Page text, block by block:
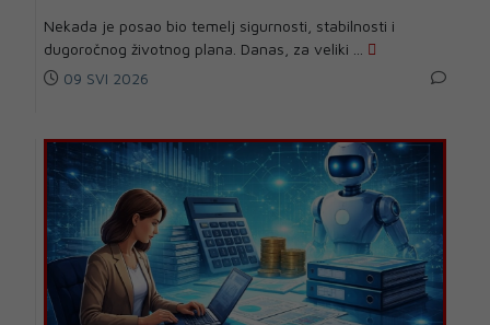
Nekada je posao bio temelj sigurnosti, stabilnosti i
dugoročnog životnog plana. Danas, za veliki ...
09 SVI 2026